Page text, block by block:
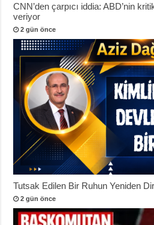
CNN’den çarpıcı iddia: ABD’nin
veriyor
2 gün önce
Tutsak Edilen Bir Ruhun Yeniden
2 gün önce